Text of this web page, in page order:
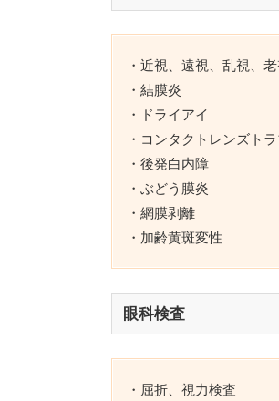
・近視、遠視、乱視、
・結膜炎
・ドライアイ
・コンタクトレンズト
・後発白内障
・ぶどう膜炎
・網膜剥離
・加齢黄斑変性
眼科検査
・屈折、視力検査